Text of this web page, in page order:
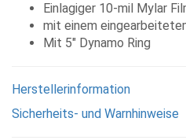
Einlagiger 10-mil Mylar
mit einem
Mit 5" Dynamo Ring
Herstellerinformation
Sicherheits- und Warnhinweise